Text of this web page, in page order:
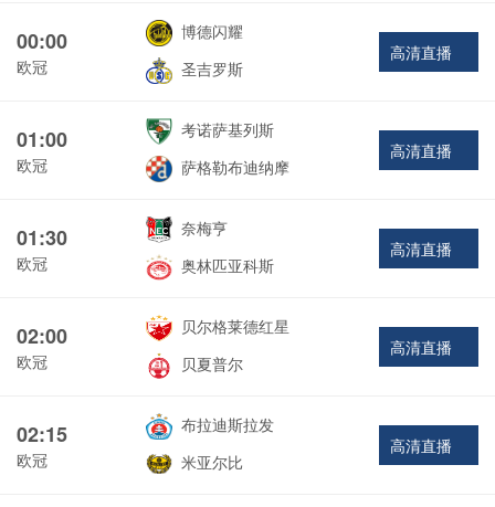
00:00
欧冠
博德闪耀
圣吉罗斯
高清直播
01:00
欧冠
考诺萨基列斯
萨格勒布迪纳摩
高清直播
01:30
欧冠
奈梅亨
奥林匹亚科斯
高清直播
02:00
欧冠
贝尔格莱德红星
贝夏普尔
高清直播
02:15
欧冠
布拉迪斯拉发
米亚尔比
高清直播